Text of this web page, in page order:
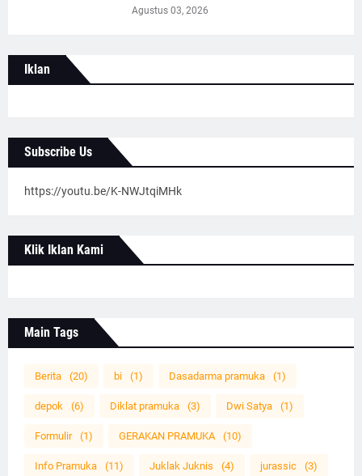
Agustus 03, 2026
Iklan
Subscribe Us
https://youtu.be/K-NWJtqiMHk
Klik Iklan Kami
Main Tags
Berita (20) bi (1) Dasadarma pramuka (1)
depok (6) Diklat pramuka (3) Dwi Satya (1)
Formulir (1) GERAKAN PRAMUKA (10)
Info Pramuka (11) Juklak Juknis (4) jurassic (3)